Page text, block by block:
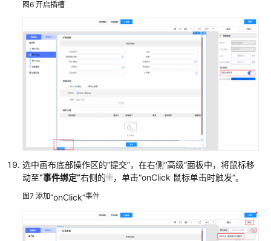
发
布
审
核
流
编
服
图6 开启插槽
选中画布底部操作区的“提交”，在右侧“高级”面板中，将鼠标移
动至“事件绑定”右侧的 ，单击“onClick 鼠标单击时触发”。
图7 添加“onClick”事件